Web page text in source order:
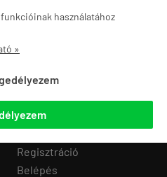
használatához
»
Saját fiók
Regisztráció
Belépés